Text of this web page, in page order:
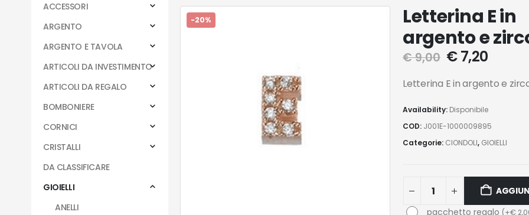
-20%
Letterina E in
argento e
€9,00 €7,20
Letterina E in argento e
Availability: Disponibile
COD: J001E-1000009895
Categorie: CIONDOLI, GIOIELLI
pacchetto regalo (+€
ACCESSORI
ARGENTO
ARGENTO E TAVOLA
ARTICOLI DA INVESTIMENTO
ARTICOLI DA REGALO
BOMBONIERE
CORNICI
CRISTALLI
DA CLASSIFICARE
GIOIELLI
ANELLI